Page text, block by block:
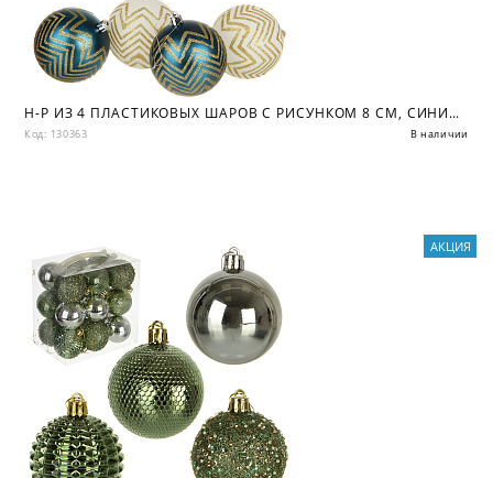
Н-Р ИЗ 4 ПЛАСТИКОВЫХ ШАРОВ С РИСУНКОМ 8 СМ, СИНИЙ+БЕЛЫЙ/ПВХ КОР
Код: 130363 В наличии
АКЦИЯ